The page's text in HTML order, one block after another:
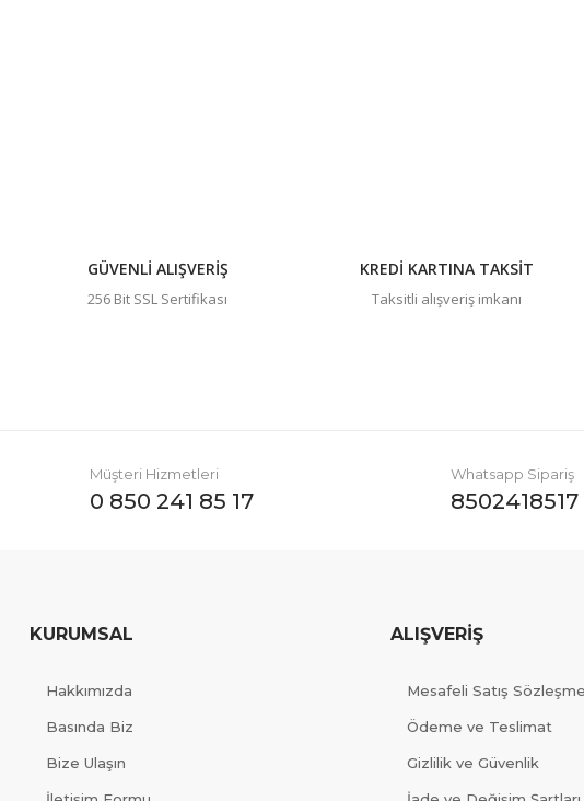
GÜVENLİ ALIŞVERİŞ
256 Bit SSL Sertifikası
KREDİ KARTINA TAKSİT
Taksitli alışveriş imkanı
Müşteri Hizmetleri
0 850 241 85 17
Whatsapp Sipariş
8502418517
KURUMSAL
Hakkımızda
Basında Biz
Bize Ulaşın
ALIŞVERİŞ
Mesafeli Satış
Ödeme ve Teslimat
Gizlilik ve Güvenlik